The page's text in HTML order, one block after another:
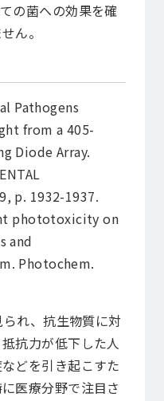
の菌への効果を確
ん。
Pathogens
from a 405-
Diode Array.
p. 1932-1937.
phototoxicity on
and
Photochem.
れ、抗生物質に対
抗力が低下した人
どを引き起こすた
医療分野で注目さ